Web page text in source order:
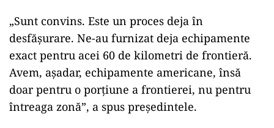
„Sunt convins. Este un proces deja în
desfășurare. Ne-au furnizat deja echipamente
exact pentru acei 60 de kilometri de frontieră.
Avem, așadar, echipamente americane, însă
doar pentru o porțiune a frontierei, nu pentru
întreaga zonă”, a spus președintele.